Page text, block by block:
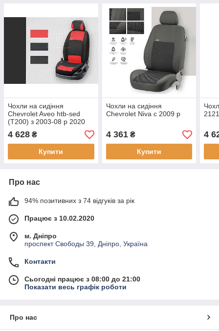
Чохли на сидіння
Chevrolet Aveo htb-sed
(T200) з 2003-08 р 2020
4 628 ₴
Купити
Чохли на сидіння
Chevrolet Niva c 2009 р
4 361₴
Купити
4
Про нас
94% позитивних з 74 відгуків за рік
Працює з 10.02.2020
м. Дніпро
проспект Свободы 39, Дніпро, Україна
Контакти
Сьогодні працює з 08:00 до 21:00
Показати весь графік роботи
Про нас